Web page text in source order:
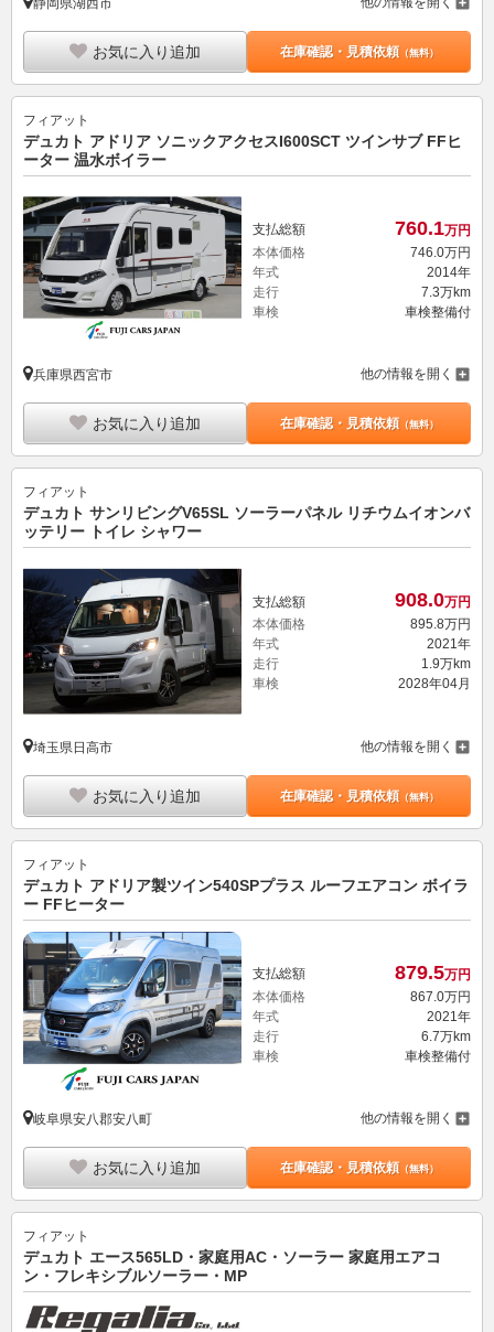
お気に入り追加 在庫確認・見積依頼（無料）
フィアット
デュカト アドリア ソニックアクセスI600SCT ツインサブ FFヒ
ーター 温水ボイラー
支払総額 760.1万円
本体価格
746. 0万円
年式
2014年
走行
7.3万km
車検
車検整備付
兵庫県西宮市 他の情報を開く
お気に入り追加 在庫確認・見積依頼（無料）
フィアット
デュカト サンリビングV65SL ソーラーパネル リチウムイオンバ
ッテリー トイレ シャワー
支払総額 908.0万円
本体価格
895.8万円
年式
2021年
走行
1.9万km
車検
2028年04月
埼玉県日高市 他の情報を開く
お気に入り追加 在庫確認・見積依頼（無料）
フィアット
デュカト アドリア製ツイン540SPプラス ルーフエアコン ボイラ
ー FFヒーター
支払総額 879.5万円
本体価格
867. 0万円
年式
2021年
走行
6.7万km
車検
車検整備付
岐阜県安八郡安八町 他の情報を開く
お気に入り追加 在庫確認・見積依頼（無料）
フィアット
デュカト エース565LD・家庭用AC・ソーラー 家庭用エアコ
ン・フレキシブルソーラー・MP